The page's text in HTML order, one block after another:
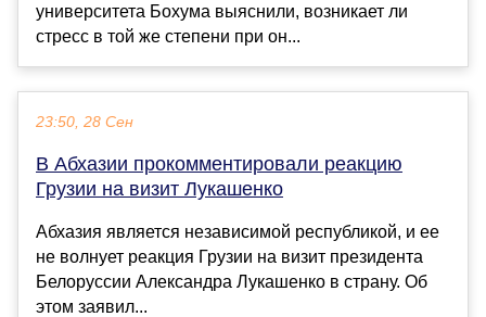
университета Бохума выяснили, возникает ли
стресс в той же степени при он...
23:50, 28 Сен
В Абхазии прокомментировали реакцию
Грузии на визит Лукашенко
Абхазия является независимой республикой, и ее
не волнует реакция Грузии на визит президента
Белоруссии Александра Лукашенко в страну. Об
этом заявил...